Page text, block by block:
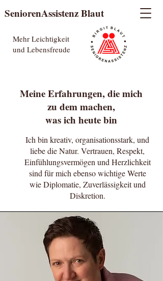
SeniorenAssistenz Blaut
Mehr Leichtigkeit
und Lebensfreude
Meine Erfahrungen, die mich
zu dem machen,
was ich heute bin
Ich bin kreativ, organisationsstark, und
liebe die Natur. Vertrauen, Respekt,
Einfühlungsvermögen und Herzlichkeit
sind für mich ebenso wichtige Werte
wie Diplomatie, Zuverlässigkeit und
Diskretion.